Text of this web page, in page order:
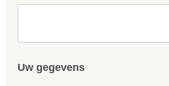
Uw gegevens